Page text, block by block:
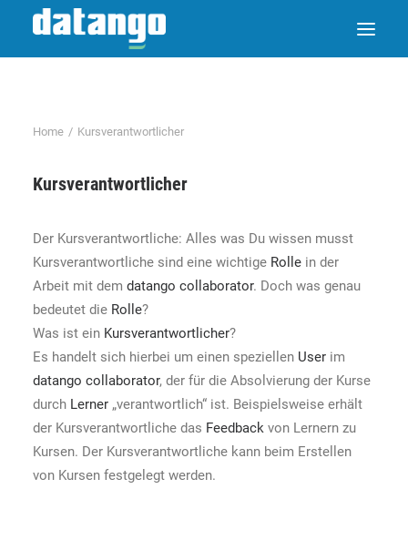
Home Kursverantwortlicher
Kursverantwortlicher
Der Kursverantwortliche: Alles was Du wissen musst
Kursverantwortliche sind eine wichtige Rolle in der
Arbeit mit dem datango collaborator. Doch was genau
bedeutet die Rolle?
Was ist ein Kursverantwortlicher?
Es handelt sich hierbei um einen speziellen User im
datango collaborator, der für die Absolvierung der Kurse
durch Lerner „verantwortlich“ ist. Beispielsweise erhält
der Kursverantwortliche das Feedback von Lernern zu
Kursen. Der Kursverantwortliche kann beim Erstellen
von Kursen festgelegt werden.